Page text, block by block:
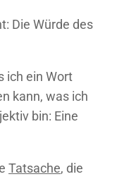
Die Würde des
ich ein Wort
kann, was ich
bin: Eine
Tatsache, die